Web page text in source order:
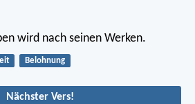
wird nach seinen Werken.
Belohnung
Nächster Vers!